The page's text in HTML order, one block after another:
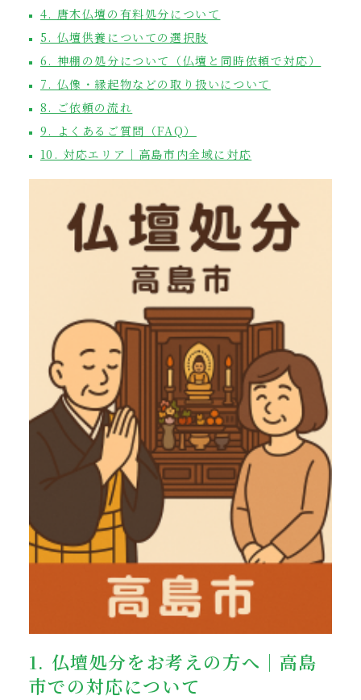
4. 唐木仏壇の有料処分について
5. 仏壇供養についての選択肢
6. 神棚の処分について（仏壇と同時依頼で対応）
7. 仏像・縁起物などの取り扱いについて
8. ご依頼の流れ
9. よくあるご質問（FAQ）
10. 対応エリア｜高島市内全域に対応
1. 仏壇処分をお考えの方へ｜高島
市での対応について